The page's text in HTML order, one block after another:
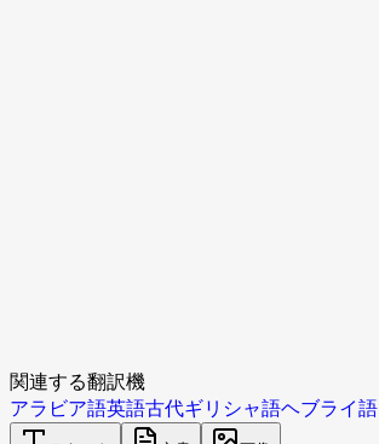
関連する翻訳機
アラビア語英語古代ギリシャ語ヘブライ語